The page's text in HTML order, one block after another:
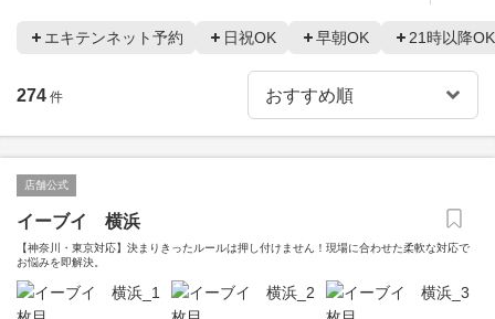
エキテンネット予約 日祝OK 早朝OK 21時以降OK
274 件
店舗公式
イーブイ 横浜
【神奈川・東京対応】決まりきったルールは押し付けません！現場に合わせた柔軟な対応で
お悩みを即解決。